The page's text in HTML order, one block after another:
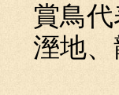
賞鳥
溼地